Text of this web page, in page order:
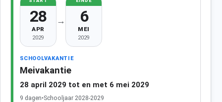
28
APR
2029
→ 6
MEI
2029
SCHOOLVAKANTIE
Meivakantie
28 april 2029 tot en met 6 mei 2029
9 dagen•Schooljaar 2028-2029